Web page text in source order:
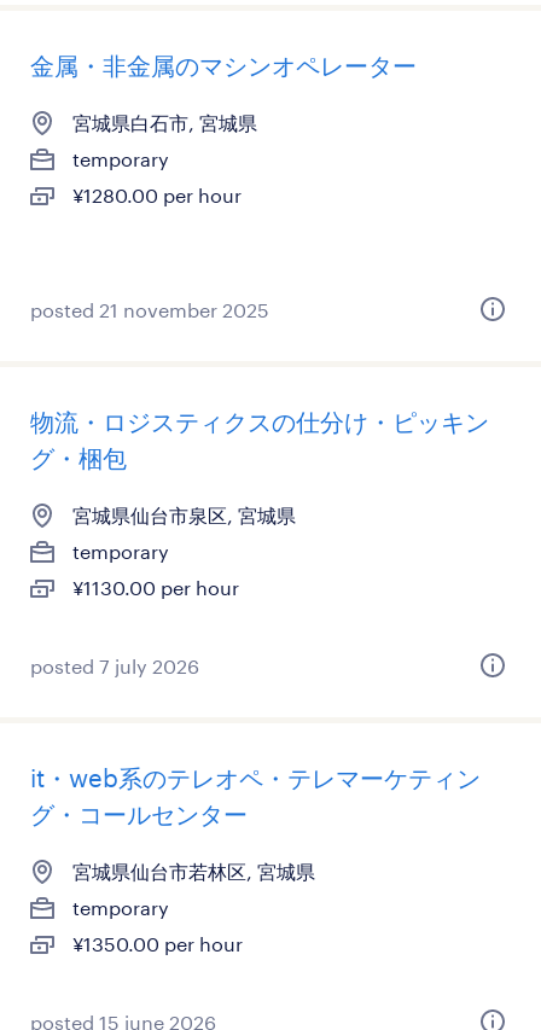
金属・非金属のマシンオペレーター
宮城県白石市, 宮城県
temporary
¥1280.00 per hour
posted 21 november 2025
物流・ロジスティクスの仕分け・ピッキン
グ・梱包
宮城県仙台市泉区, 宮城県
temporary
¥1130.00 per hour
posted 7 july 2026
it・web系のテレオペ・テレマーケティン
グ・コールセンター
宮城県仙台市若林区, 宮城県
temporary
¥1350.00 per hour
posted 15 june 2026